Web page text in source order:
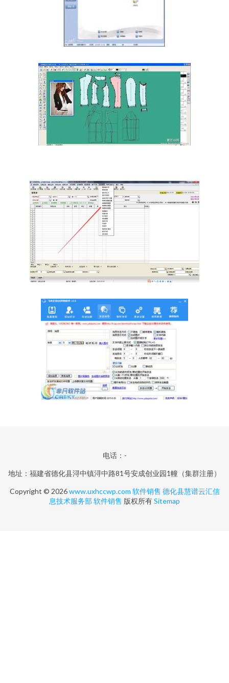
电话：-
地址：福建省德化县浔中镇浔中路81号安成创业园1幢（集群注册）
Copyright © 2026www.uxhccwp.com 软件销售 德化县慧谱云汇信
息技术服务部软件销售 版权所有Sitemap